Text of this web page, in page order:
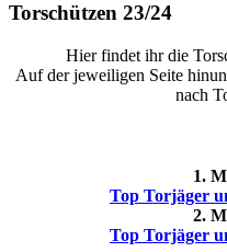
Torschützen 23/24
Hier findet ihr die
Auf der jeweiligen Seite
nach
1.
Top Torjäger
2.
Top Torjäger